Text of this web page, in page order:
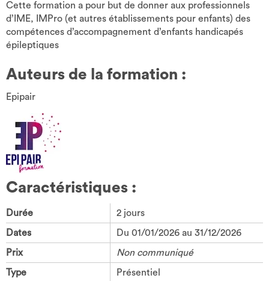
Cette formation a pour but de donner aux professionnels
d’IME, IMPro (et autres établissements pour enfants) des
compétences d’accompagnement d’enfants handicapés
épileptiques
Auteurs de la formation :
Epipair
Caractéristiques :
Durée 2 jours
Dates Du 01/01/2026 au 31/12/2026
Prix Non communiqué
Type Présentiel